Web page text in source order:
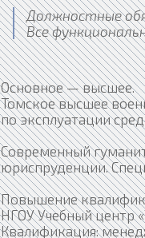
Должностные
Все
Основное — высшее.
Томское высшее
по эксплуатации
Современный
юриспруденции.
Повышение
НГОУ Учебный центр
Квалификация: